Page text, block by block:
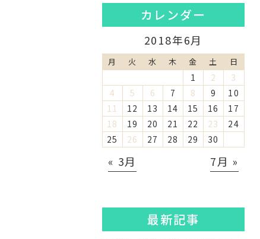
カレンダー
2018年6月
月 火 水 木 金 土 日
1 2
3
4
5 6 7 8 9
10
11
12 13 14 15 16
17
18
19 20 21 22 23
24
25
26 27 28 29 30
« 3月 7月 »
最新記事